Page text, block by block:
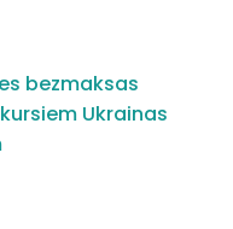
bezmaksas
Ukrainas